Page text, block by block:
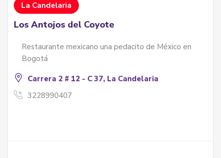
La Candelaria
Los Antojos del Coyote
Restaurante mexicano una pedacito de México en
Bogotá
Carrera 2 # 12 - C 37, La Candelaria
3228990407